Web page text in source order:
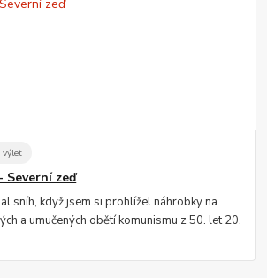
výlet
zeď
sníh, když jsem si prohlížel náhrobky na
a umučených obětí komunismu z 50. let 20.